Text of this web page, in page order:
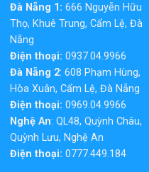
Đà Nẵng 1: 666 Nguyễn Hữu
Thọ, Khuê Trung, Cẩm Lệ, Đà
Nẵng
Điện thoại: 0937.04.9966
Đà Nẵng 2: 608 Phạm Hùng,
Hòa Xuân, Cẩm Lệ, Đà Nẵng
Điện thoại: 0969.04.9966
Nghệ An: QL48, Quỳnh Châu,
Quỳnh Lưu, Nghệ An
Điện thoại: 0777.449.184